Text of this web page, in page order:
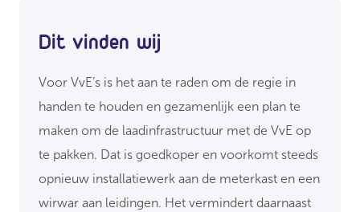
Dit vinden wij
Voor VvE’s is het aan te raden om de regie in
handen te houden en gezamenlijk een plan te
maken om de laadinfrastructuur met de VvE op
te pakken. Dat is goedkoper en voorkomt steeds
opnieuw installatiewerk aan de meterkast en een
wirwar aan leidingen. Het vermindert daarnaast